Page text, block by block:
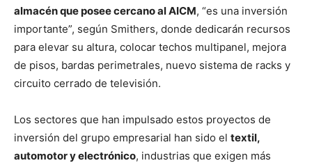
almacén que posee cercano al AICM, “es una inversión
importante”, según Smithers, donde dedicarán recursos
para elevar su altura, colocar techos multipanel, mejora
de pisos, bardas perimetrales, nuevo sistema de racks y
circuito cerrado de televisión.
Los sectores que han impulsado estos proyectos de
inversión del grupo empresarial han sido el textil,
automotor y electrónico, industrias que exigen más